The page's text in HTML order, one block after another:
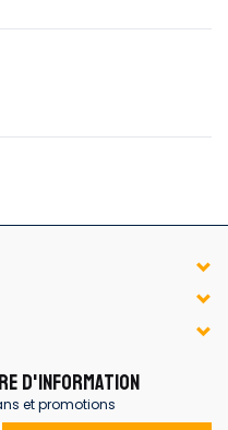
D'INFORMATION
et promotions